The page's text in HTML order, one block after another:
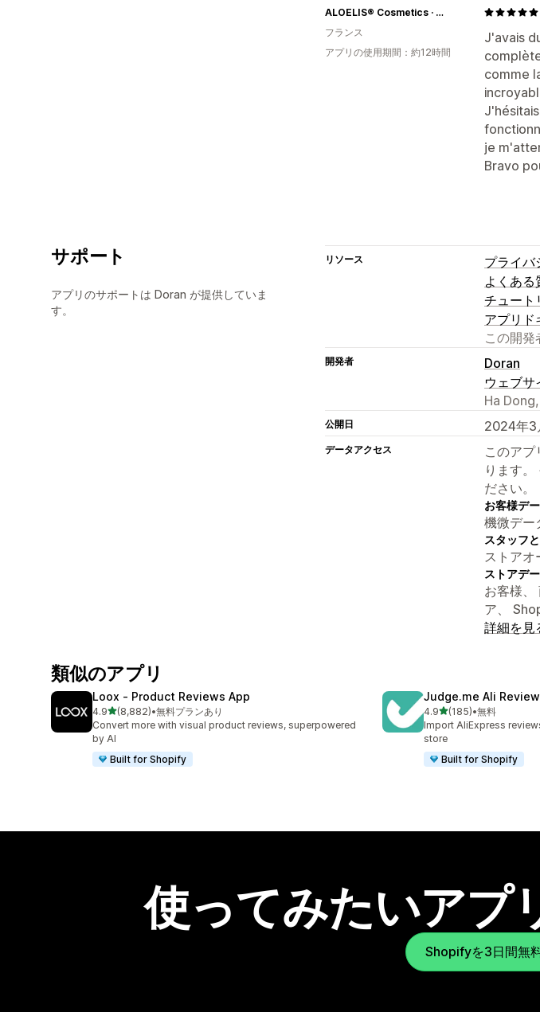
J'avais
comme
je
Bravo
ALOELIS® Cosmetics · Soins mimétiques Certifiés Ecocert Cosmos · Vegan
フランス
アプリの使用期間：約12時間
サポート
アプリのサポートは Doran が提供していま
す。
リソース
プライバ
よくある
チュート
アプリド
この開発
開発者
Doran
ウェブサ
Ha
公開日 2024年3
データアクセス
このア
ります
ださい。
お客様デ
機微デー
スタッフ
ストアオ
ストアデ
お客様、
ア、
詳細を見
類似のアプリ
Loox ‑ Product Reviews App
4.95つ星中
(8,882)
合計レビュー数：8882件
•無料プランあり
Convert more with visual product reviews, superpowered
by AI
Built for Shopify
Judge.me Ali
4.95つ星中
(185)
合計レビュー数：185件
•無料
Import AliExpress
store
Built for Shopify
使ってみたいアプ
Shopifyを3日間無